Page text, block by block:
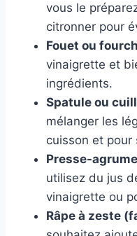
vous le
citronner pour
Fouet ou
vinaigrette et
ingrédients.
Spatule ou
mélanger les
cuisson et pour
Presse-
utilisez du jus
vinaigrette ou
Râpe à zeste